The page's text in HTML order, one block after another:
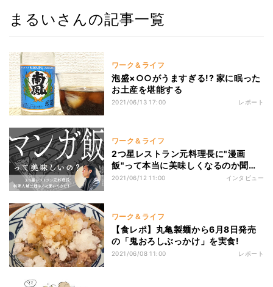
まるいさんの記事一覧
ワーク＆ライフ
泡盛×○○がうますぎる!? 家に眠った
お土産を堪能する
2021/06/13 17:00 レポート
ワーク＆ライフ
2つ星レストラン元料理長に"漫画
飯"って本当に美味しくなるのか聞い
てきた!
2021/06/12 11:00 インタビュー
ワーク＆ライフ
【食レポ】丸亀製麺から6月8日発売
の「鬼おろしぶっかけ」を実食!
2021/06/08 11:00 レポート